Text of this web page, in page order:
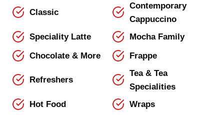
Classic
Contemporary
Cappuccino
Speciality Latte
Mocha Family
Chocolate & More
Frappe
Refreshers
Tea & Tea
Specialities
Hot Food
Wraps